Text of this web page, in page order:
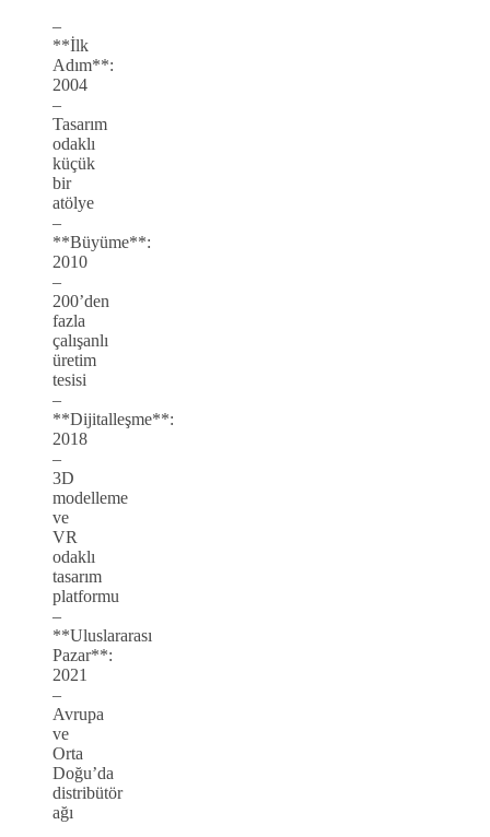
–
**İlk
Adım**:
2004
–
Tasarım
odaklı
küçük
bir
atölye
–
**Büyüme**:
2010
–
200’den
fazla
çalışanlı
üretim
tesisi
–
**Dijitalleşme**:
2018
–
3D
modelleme
ve
VR
odaklı
tasarım
platformu
–
**Uluslararası
Pazar**:
2021
–
Avrupa
ve
Orta
Doğu’da
distribütör
ağı